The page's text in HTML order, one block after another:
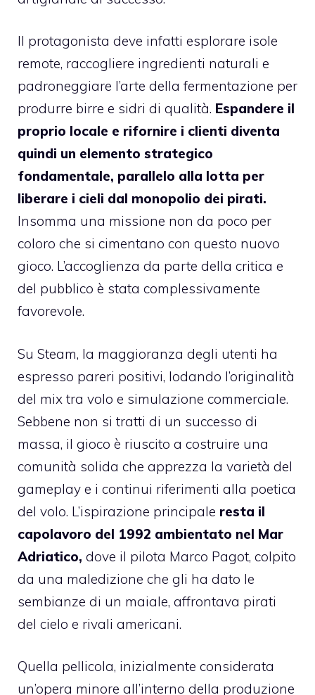
Il protagonista deve infatti esplorare isole
remote, raccogliere ingredienti naturali e
padroneggiare l’arte della fermentazione per
produrre birre e sidri di qualità. Espandere il
proprio locale e rifornire i clienti diventa
quindi un elemento strategico
fondamentale, parallelo alla lotta per
liberare i cieli dal monopolio dei pirati.
Insomma una missione non da poco per
coloro che si cimentano con questo nuovo
gioco. L’accoglienza da parte della critica e
del pubblico è stata complessivamente
favorevole.
Su Steam, la maggioranza degli utenti ha
espresso pareri positivi, lodando l’originalità
del mix tra volo e simulazione commerciale.
Sebbene non si tratti di un successo di
massa, il gioco è riuscito a costruire una
comunità solida che apprezza la varietà del
gameplay e i continui riferimenti alla poetica
del volo. L’ispirazione principale resta il
capolavoro del 1992 ambientato nel Mar
Adriatico, dove il pilota Marco Pagot, colpito
da una maledizione che gli ha dato le
sembianze di un maiale, affrontava pirati
del cielo e rivali americani.
Quella pellicola, inizialmente considerata
un’opera minore all’interno della produzione